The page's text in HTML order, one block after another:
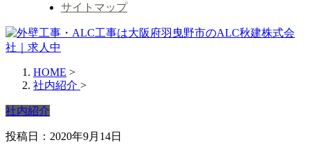
サイトマップ
HOME >
社内紹介 >
社内紹介
投稿日：2020年9月14日